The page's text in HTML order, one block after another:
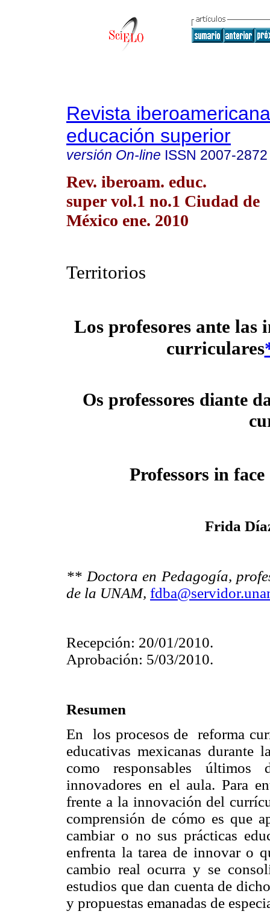
Revista
educación superior
versión On-line ISSN 2007-2872
Rev. iberoam. educ.
super vol.1 no.1 Ciudad de
México ene. 2010
Territorios
Los profesores ante las
curriculares
Os professores diante
Professors in
Frida
** Doctora en Pedagogía,
de la UNAM,
Recepción: 20/01/2010.
Aprobación: 5/03/2010.
Resumen
En los procesos de reforma
educativas mexicanas durante
como responsables últimos
innovadores en el aula. Para
frente a la innovación del
comprensión de cómo es que
cambiar o no sus prácticas
enfrenta la tarea de innovar o
cambio real ocurra y se
estudios que dan cuenta de
y propuestas emanadas de